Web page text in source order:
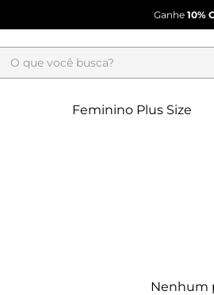
Ganhe 10%
você busca?
Feminino Plus Size
Nenhum